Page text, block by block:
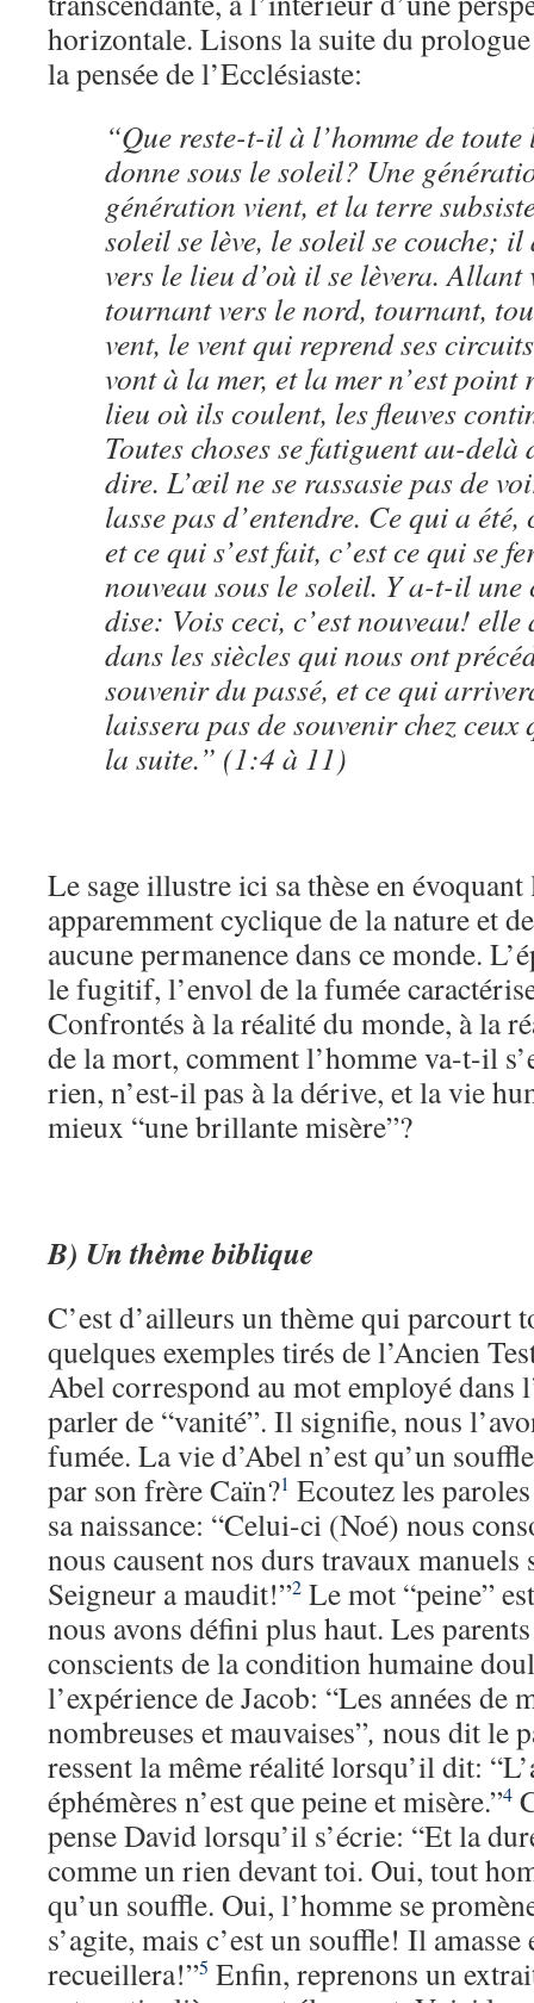
horizontale. Lisons la suite du
la pensée de l’Ecclésiaste:
“Que reste-t-il à l’homme de toute
donne sous le soleil? Une
génération vient, et la terre
soleil se lève, le soleil se couche;
vers le lieu d’où il se lèvera. Allant
tournant vers le nord, tournant,
vent, le vent qui reprend ses
vont à la mer, et la mer n’est point
lieu où ils coulent, les fleuves
Toutes choses se fatiguent au-delà
dire. L’œil ne se rassasie pas de
lasse pas d’entendre. Ce qui a été,
et ce qui s’est fait, c’est ce qui se
nouveau sous le soleil. Y a-t-il une
dise: Vois ceci, c’est nouveau!
dans les siècles qui nous ont
souvenir du passé, et ce qui
laissera pas de souvenir chez
la suite.” (1:4 à 11)
Le sage illustre ici sa thèse en
apparemment cyclique de la nature et
aucune permanence dans ce monde.
le fugitif, l’envol de la fumée
Confrontés à la réalité du monde, à la
de la mort, comment l’homme va-t-il
rien, n’est-il pas à la dérive, et la vie
mieux “une brillante misère”?
B) Un thème biblique
C’est d’ailleurs un thème qui parcourt
quelques exemples tirés de l’Ancien
Abel correspond au mot employé dans
parler de “vanité”. Il signifie, nous
fumée. La vie d’Abel n’est qu’un
par son frère Caïn?1 Ecoutez les
sa naissance: “Celui-ci (Noé) nous
nous causent nos durs travaux manuels
Seigneur a maudit!”2 Le mot “peine”
nous avons défini plus haut. Les
conscients de la condition humaine
l’expérience de Jacob: “Les années de
nombreuses et mauvaises”, nous dit le
ressent la même réalité lorsqu’il dit:
éphémères n’est que peine et misère.”4
pense David lorsqu’il s’écrie: “Et la
comme un rien devant toi. Oui, tout
qu’un souffle. Oui, l’homme se
s’agite, mais c’est un souffle! Il
recueillera!”5 Enfin, reprenons un